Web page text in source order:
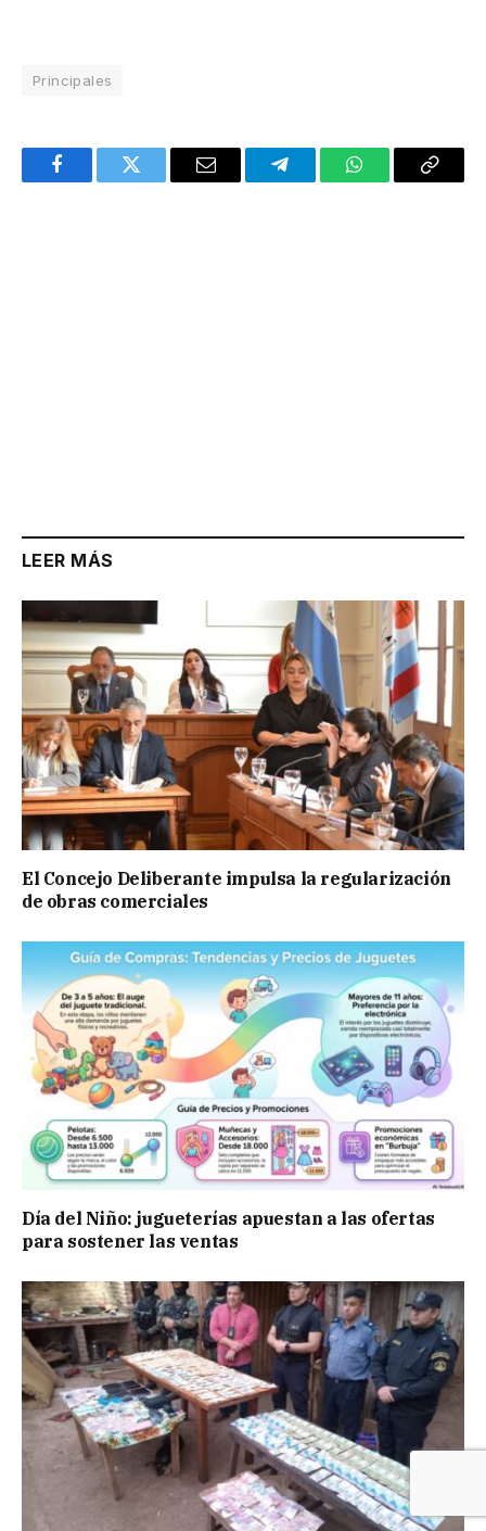
Principales
FacebookTwitter Email TelegramWhatsAppCopy
LEER MÁS
El Concejo Deliberante impulsa la regularización
de obras comerciales
Día del Niño: jugueterías apuestan a las ofertas
para sostener las ventas